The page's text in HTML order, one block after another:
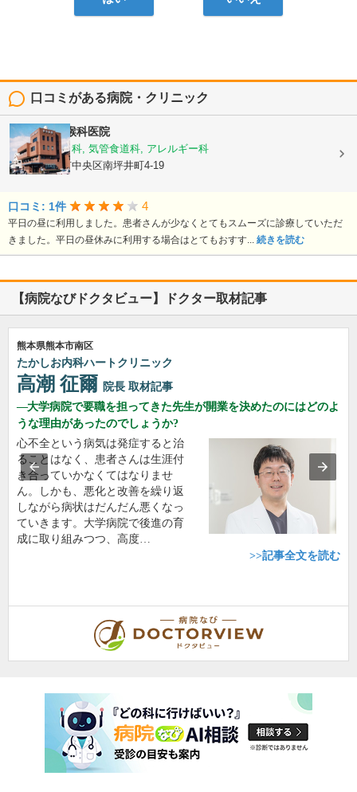
口コミがある病院・クリニック
熊谷耳鼻咽喉科医院
耳鼻いんこう科, 気管食道科, アレルギー科
熊本県熊本市中央区南坪井町4-19
口コミ: 1件 4
平日の昼に利用しました。患者さんが少なくとてもスムーズに診療していただ
きました。平日の昼休みに利用する場合はとてもおすす... 続きを読む
【病院なびドクタビュー】ドクター取材記事
熊本県熊本市南区
たかしお内科ハートクリニック
高潮 征爾 院長 取材記事
大学病院で要職を担ってきた先生が開業を決めたのにはどのよ
うな理由があったのでしょうか?
心不全という病気は発症すると治
ることはなく、患者さんは生涯付
き合っていかなくてはなりませ
ん。しかも、悪化と改善を繰り返
しながら病状はだんだん悪くなっ
ていきます。大学病院で後進の育
成に取り組みつつ、高度…
>>記事全文を読む